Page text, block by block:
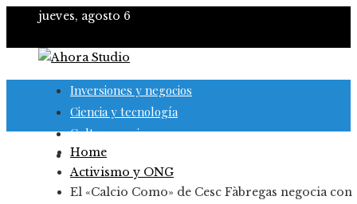
jueves, agosto 6
Inversiones y negocios
Ciencia y tecnología
Cultura y ocio
Responsabilidad social
Home
Activismo y ONG
El «Calcio Como» de Cesc Fàbregas negocia con